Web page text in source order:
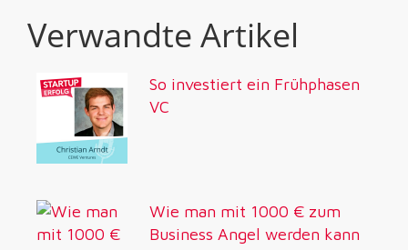
Verwandte Artikel
So investiert ein Frühphasen
VC
Wie man mit 1000 € zum
Business Angel werden kann